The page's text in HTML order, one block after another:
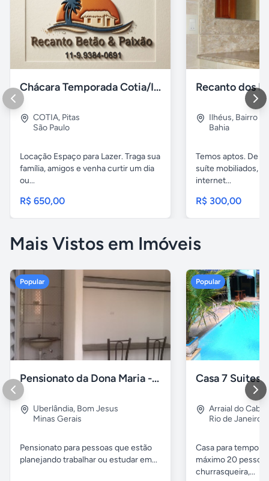
Chácara Temporada Cotia/Itapevi
COTIA, Pitas
São Paulo
Locação Espaço para Lazer. Traga sua
família, amigos e venha curtir um dia
ou...
R$ 650,00
Recanto dos
Ilhéus, Bairro
Bahia
Temos aptos. De
suíte mobiliados,
internet...
R$ 300,00
Mais Vistos em Imóveis
Popular
Pensionato da Dona Maria - Uberlândia/MG
Uberlândia, Bom Jesus
Minas Gerais
Pensionato para pessoas que estão
planejando trabalhar ou estudar em...
Popular
Arraial do Cabo
Rio de Janeiro
Casa para
máximo 20
churrasqueira,...